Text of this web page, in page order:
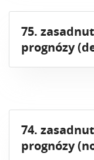
75.
prognózy
74.
prognózy